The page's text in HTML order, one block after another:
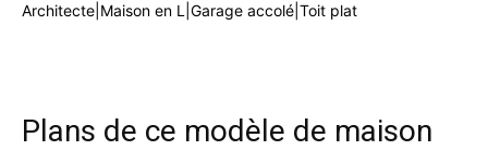
Architecte|Maison en L|Garage accolé|Toit plat
Plans de ce modèle de maison